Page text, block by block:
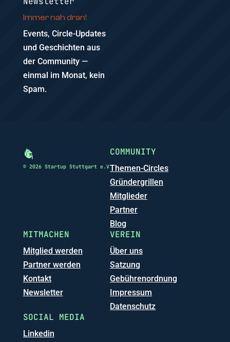
Immer nah dran!
Events, Circle-Updates
und Geschichten aus
der Community —
einmal im Monat, kein
Spam.
© 2026 Startup Stuttgart e.V
COMMUNITY
Themen-Circles
Gründergrillen
Mitglieder
Partner
Blog
MITMACHEN
Mitglied werden
Partner werden
Kontakt
Newsletter
VEREIN
Über uns
Satzung
Gebührenordnung
Impressum
Datenschutz
SOCIAL MEDIA
Linkedin